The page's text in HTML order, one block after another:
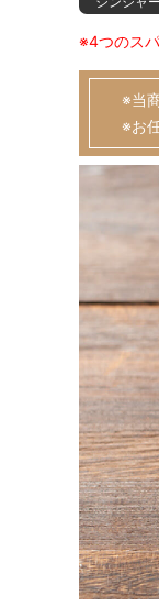
※4つのス
※当
※お